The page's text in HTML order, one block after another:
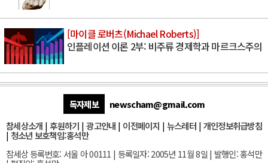
[마이클 로버츠(Michael Roberts)]
인플레이션 이론 2부: 비주류 경제학과 마르크스주의
독자제보
newscham@gmail.com
참세상소개 | 후원하기 |광고안내 | 이전페이지 | 뉴스레터| 개인정보취급방침
| 청소년 보호책임:홍석만
참세상 등록번호: 서울 아 00111 | 등록일자: 2005년 11월 8일 | 발행인: 홍석만